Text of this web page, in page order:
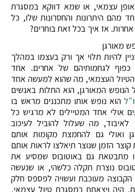
עצמאי, או שמא דווקא במסגרת
מהם היתרונות והחסרונות שלו, כל
אחרות. אז איך בכל זאת בוחרים?
מאורגן
להיות תלוי אך ורק בעצמו במהלך
כפוף לגחמותיהם של אחרים. אחד
הטיול העצמאי, מה שהוא למעשה אחד
הנופש המאורגן, הוא התלות באנשים
הוא נופש אותו מתכננים מראש בו
אולי אחד המטיילים לא מרגיש כל
מה שעלול להוביל לעיכוב
ואולי גם להחמצת מקומות אותם
הזמן שנוצר תיאלצו לראות אותם
מתבטאת גם באוטובוס שמסיע את
נוצרת תקלה כלשהי, או שנעשה
מעוכבת ועשויה לפספס חלק
היה ויצאתם במסגרת טיול עצמאי,